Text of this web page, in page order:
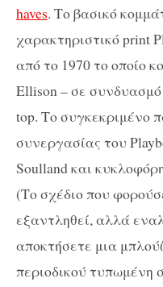
haves. Το βασικό
χαρακτηριστικό print
από το 1970 το οποίο
Ellison – σε
top. Το συγκεκριμένο
συνεργασίας του
Soulland και
(Το σχέδιο που
εξαντληθεί, αλλά
αποκτήσετε μια
περιοδικού τυπωμένη